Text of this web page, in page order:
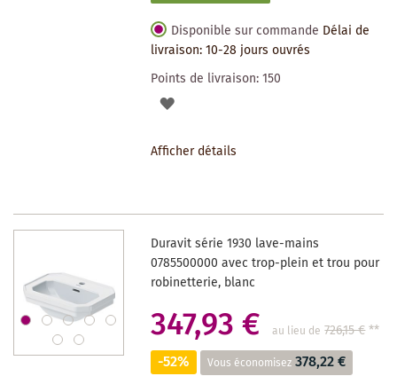
Disponible sur commande Délai de
livraison: 10-28 jours ouvrés
Points de livraison:150
AJOUTER
SOUHAITS
Afficher détails
Duravit série 1930 lave-mains
0785500000 avec trop-plein et trou pour
robinetterie, blanc
347,93 € au lieu de 726,15 €**
-52% Vous économisez 378,22 €